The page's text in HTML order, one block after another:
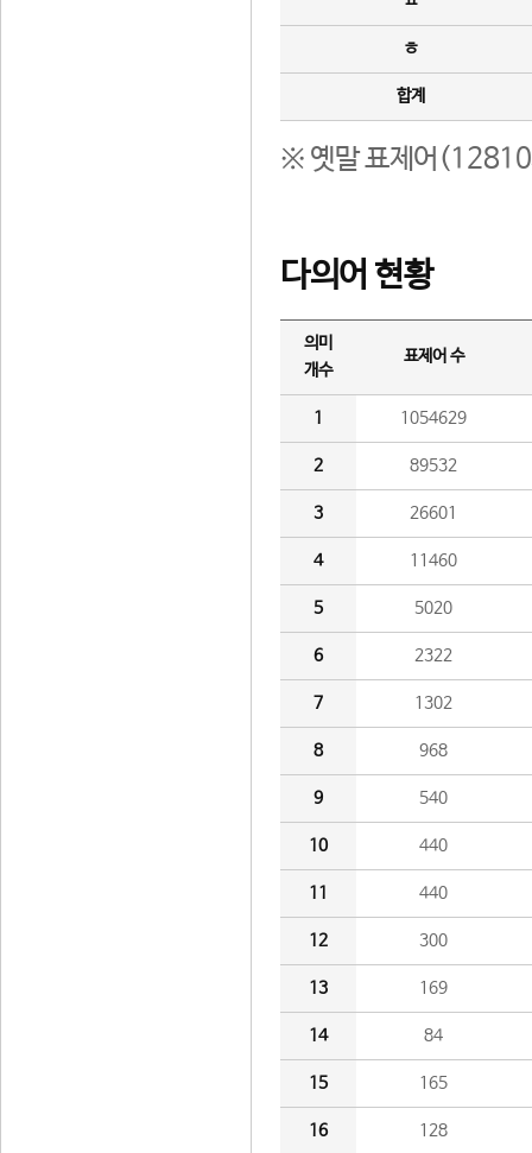
ㅎ
합계
※ 옛말 표제어(12810
다의어 현황
의미
개수
표제어 수
1 1054629
2 89532
3 26601
4 11460
5 5020
6 2322
7 1302
8 968
9 540
10 440
11 440
12 300
13 169
14 84
15 165
16 128